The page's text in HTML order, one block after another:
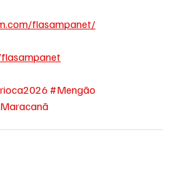
flasampanet/
#Mengão